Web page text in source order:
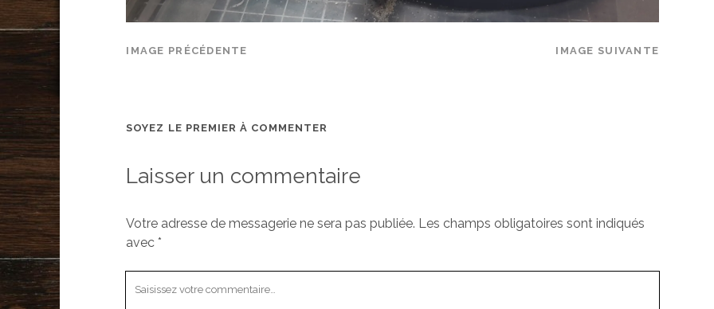
IMAGE PRÉCÉDENTE IMAGE SUIVANTE
SOYEZ LE PREMIER À COMMENTER
Laisser un commentaire
Votre adresse de messagerie ne sera pas publiée. Les champs obligatoires sont indiqués
avec*